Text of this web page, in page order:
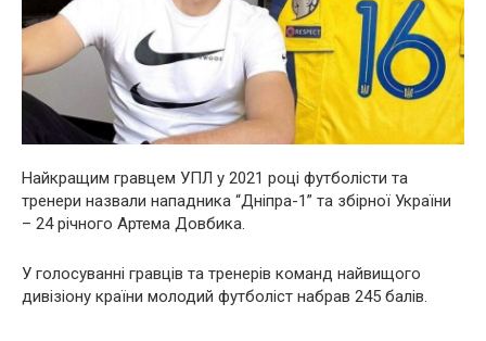
Найкращим гравцем УПЛ у 2021 році футболісти та
тренери назвали нападника “Дніпра-1” та збірної України
– 24 річного Артема Довбика.
У голосуванні гравців та тренерів команд найвищого
дивізіону країни молодий футболіст набрав 245 балів.